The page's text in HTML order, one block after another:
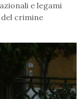
e legami
crimine